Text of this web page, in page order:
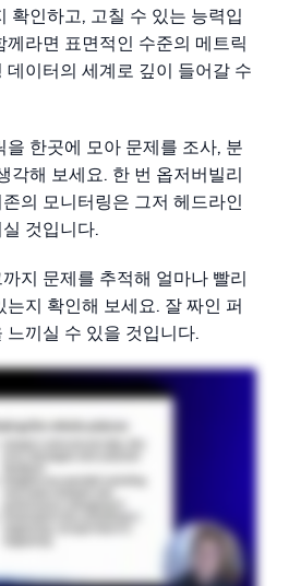
확인하고, 고칠 수 있는 능력입
께라면 표면적인 수준의 메트릭
데이터의 세계로 깊이 들어갈 수
을 한곳에 모아 문제를 조사, 분
각해 보세요. 한 번 옵저버빌리
의 모니터링은 그저 헤드라인
것입니다.
지 문제를 추적해 얼마나 빨리
지 확인해 보세요. 잘 짜인 퍼
느끼실 수 있을 것입니다.